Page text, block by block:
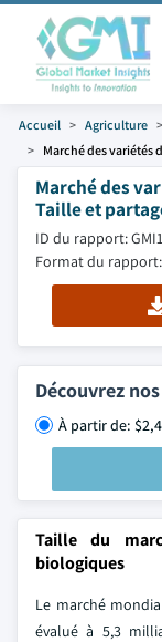
Accueil Agriculture
Marché des variétés
Marché des
Taille et
ID du rapport:
Format du
Découvrez
À partir de:
Taille du
biologiques
Le marché
évalué à 5,3